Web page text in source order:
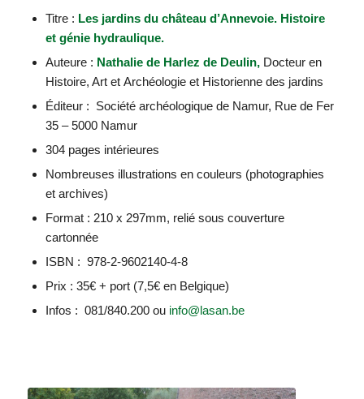
Titre : Les jardins du château d’Annevoie. Histoire
et génie hydraulique.
Auteure : Nathalie de Harlez de Deulin, Docteur en
Histoire, Art et Archéologie et Historienne des jardins
Éditeur : Société archéologique de Namur, Rue de Fer
35 – 5000 Namur
304 pages intérieures
Nombreuses illustrations en couleurs (photographies
et archives)
Format : 210 x 297mm, relié sous couverture
cartonnée
ISBN : 978-2-9602140-4-8
Prix : 35€ + port (7,5€ en Belgique)
Infos : 081/840.200 ou info@lasan.be